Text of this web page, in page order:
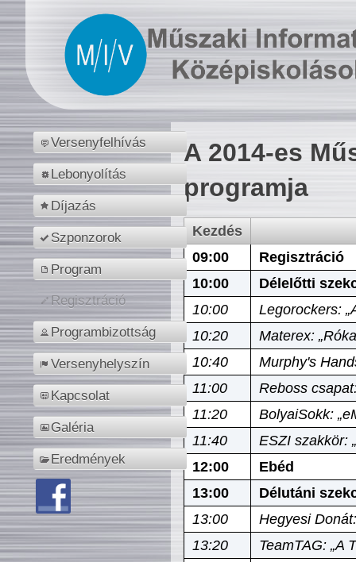
Versenyfelhívás
Lebonyolítás
Díjazás
Szponzorok
Program
Regisztráció
Programbizottság
Versenyhelyszín
Kapcsolat
Galéria
Eredmények
A 2014-es
programja
Kezdés
09:00
Regisztráció
10:00
Délelőtti
10:00
Legorockers:
10:20
Materex:
10:40
Murphy's
11:00
Reboss
11:20
BolyaiSokk:
11:40
ESZI szakkör:
12:00
Ebéd
13:00
Délutáni
13:00
Hegyesi
13:20
TeamTAG: „A